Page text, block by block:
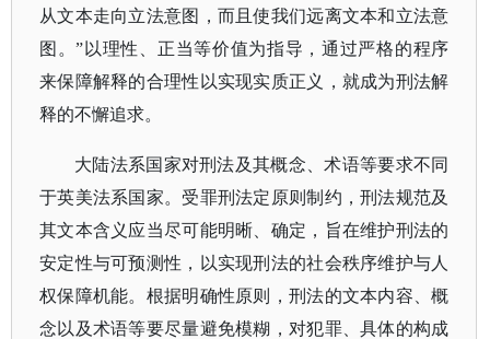
从文本走向立法意图，而且使我们远离文本和立法意
图。”以理性、正当等价值为指导，通过严格的程序
来保障解释的合理性以实现实质正义，就成为刑法解
释的不懈追求。
大陆法系国家对刑法及其概念、术语等要求不同
于英美法系国家。受罪刑法定原则制约，刑法规范及
其文本含义应当尽可能明晰、确定，旨在维护刑法的
安定性与可预测性，以实现刑法的社会秩序维护与人
权保障机能。根据明确性原则，刑法的文本内容、概
念以及术语等要尽量避免模糊，对犯罪、具体的构成